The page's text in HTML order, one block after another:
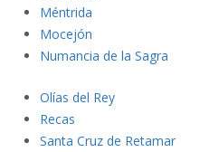
Méntrida
Mocejón
Numancia de la Sagra
Olías del Rey
Recas
Santa Cruz de Retamar